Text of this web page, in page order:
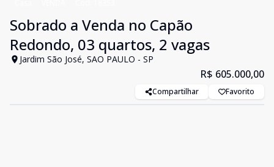
Sobrado a Venda no Capão
Redondo, 03 quartos, 2 vagas
Jardim São José, SAO PAULO - SP
R$ 605.000,00
Compartilhar Favorito